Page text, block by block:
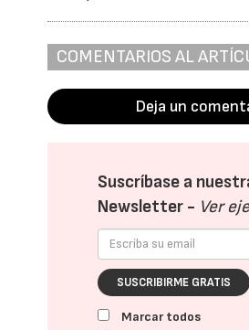
COMENTARIOS AL
Deja un
Suscríbase a
Newsletter - Ver
SUSCRIBIRME GRATIS
Marcar todos